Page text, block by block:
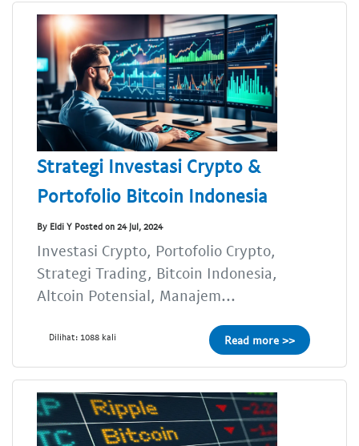
Strategi Investasi Crypto &
Portofolio Bitcoin Indonesia
By Eldi Y Posted on 24 Jul, 2024
Investasi Crypto, Portofolio Crypto,
Strategi Trading, Bitcoin Indonesia,
Altcoin Potensial, Manajem...
Dilihat: 1088 kali Read more >>